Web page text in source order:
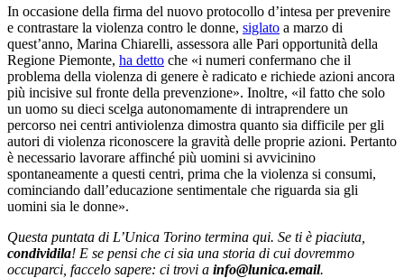
In occasione della firma del nuovo protocollo d’intesa per prevenire
e contrastare la violenza contro le donne, siglato a marzo di
quest’anno, Marina Chiarelli, assessora alle Pari opportunità della
Regione Piemonte, ha detto che «i numeri confermano che il
problema della violenza di genere è radicato e richiede azioni ancora
più incisive sul fronte della prevenzione». Inoltre, «il fatto che solo
un uomo su dieci scelga autonomamente di intraprendere un
percorso nei centri antiviolenza dimostra quanto sia difficile per gli
autori di violenza riconoscere la gravità delle proprie azioni. Pertanto
è necessario lavorare affinché più uomini si avvicinino
spontaneamente a questi centri, prima che la violenza si consumi,
cominciando dall’educazione sentimentale che riguarda sia gli
uomini sia le donne».
Questa puntata di L’Unica Torino termina qui. Se ti è piaciuta,
condividila! E se pensi che ci sia una storia di cui dovremmo
occuparci, faccelo sapere: ci trovi a info@lunica.email.